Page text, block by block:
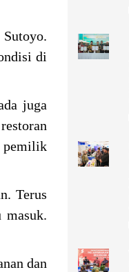
di
juga
pemilik
Terus
masuk.
dan